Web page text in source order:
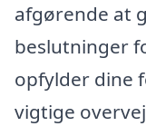
afgørende at
beslutninger
opfylder dine
vigtige